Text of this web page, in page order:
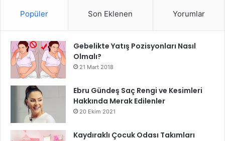
Popüler Son Eklenen Yorumlar
Gebelikte Yatış Pozisyonları Nasıl
Olmalı?
21 Mart 2018
Ebru Gündeş Saç Rengi ve Kesimleri
Hakkında Merak Edilenler
20 Ekim 2021
Kaydıraklı Çocuk Odası Takımları